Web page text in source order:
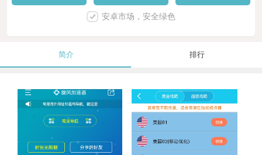
安卓市场，安全绿色
简介 排行